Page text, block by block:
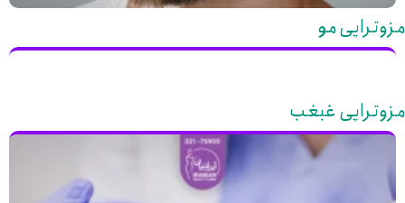
مزوتراپی مو
مزوتراپی غبغب